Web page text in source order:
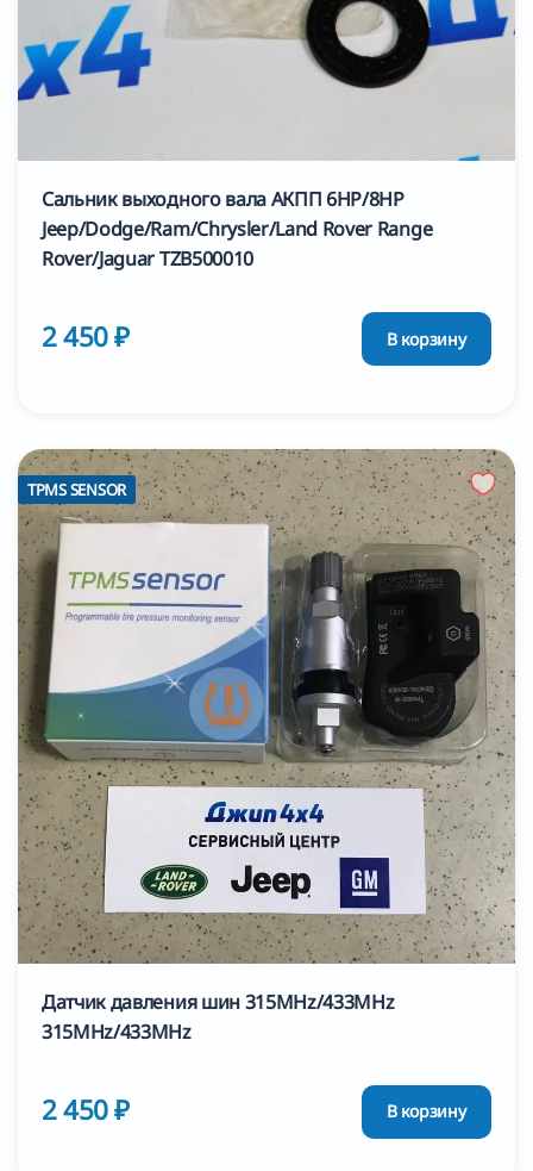
Сальник выходного вала АКПП 6HP/8HP
Jeep/Dodge/Ram/Chrysler/Land Rover Range
Rover/Jaguar TZB500010
2 450 ₽ В корзину
TPMS SENSOR
Датчик давления шин 315MHz/433MHz
315MHz/433MHz
2 450 ₽ В корзину